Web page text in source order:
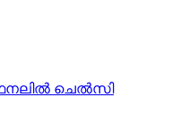
ചെല്‍സി